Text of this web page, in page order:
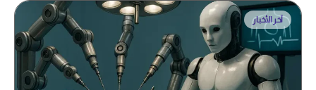
آخر الأخبار